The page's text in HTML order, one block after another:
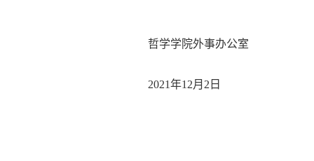
哲学学院外事办公室
2021年12月2日